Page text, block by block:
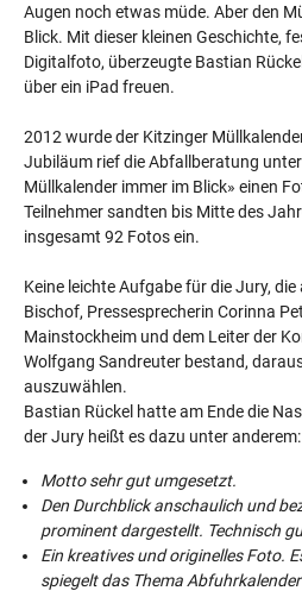
Augen noch etwas müde. Aber den
Blick. Mit dieser kleinen Geschichte,
Digitalfoto, überzeugte Bastian
über ein iPad freuen.
2012 wurde der Kitzinger
Jubiläum rief die Abfallberatung
Müllkalender immer im Blick» einen
Teilnehmer sandten bis Mitte des
insgesamt 92 Fotos ein.
Keine leichte Aufgabe für die Jury,
Bischof, Pressesprecherin Corinna
Mainstockheim und dem Leiter der
Wolfgang Sandreuter bestand,
auszuwählen.
Bastian Rückel hatte am Ende die
der Jury heißt es dazu unter anderem:
Motto sehr gut umgesetzt.
Den Durchblick anschaulich und
prominent dargestellt. Technisch
Ein kreatives und originelles Foto.
spiegelt das Thema